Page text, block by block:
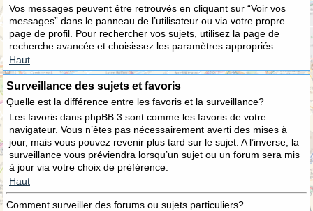
Vos messages peuvent être retrouvés en cliquant sur “Voir vos
messages” dans le panneau de l’utilisateur ou via votre propre
page de profil. Pour rechercher vos sujets, utilisez la page de
recherche avancée et choisissez les paramètres appropriés.
Haut
Surveillance des sujets et favoris
Quelle est la différence entre les favoris et la surveillance?
Les favoris dans phpBB 3 sont comme les favoris de votre
navigateur. Vous n’êtes pas nécessairement averti des mises à
jour, mais vous pouvez revenir plus tard sur le sujet. A l’inverse, la
surveillance vous préviendra lorsqu’un sujet ou un forum sera mis
à jour via votre choix de préférence.
Haut
Comment surveiller des forums ou sujets particuliers?